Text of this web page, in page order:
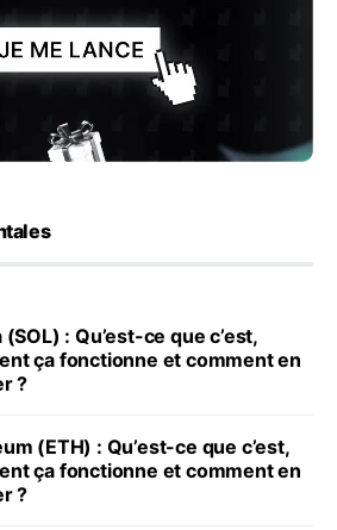
(SOL) : Qu’est-ce que c’est,
ça fonctionne et comment en
?
(ETH) : Qu’est-ce que c’est,
ça fonctionne et comment en
?